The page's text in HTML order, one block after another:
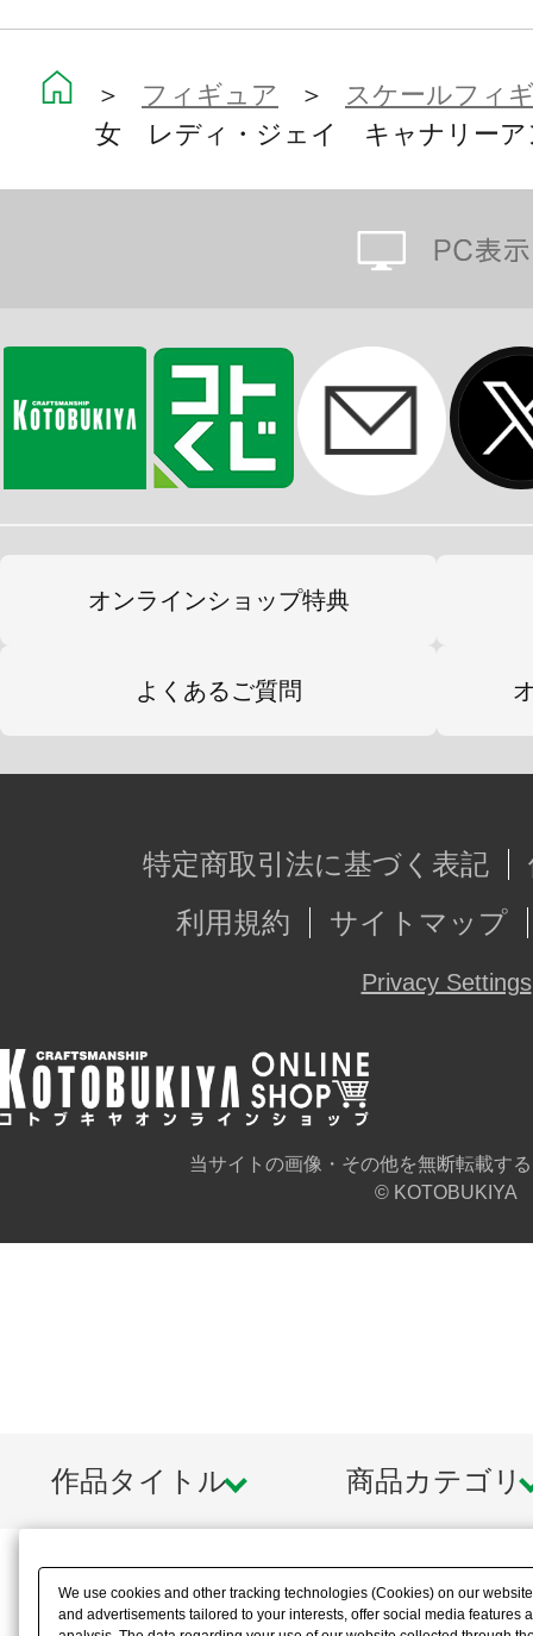
本作の原型は毒島孝牧（
ルプティングによる緻密で美しい仕
ボックスは、豪華な箔押し仕様のボ
ャルヘッダー付属でブリスターパッ
Collect them all! そのすべてを集め
＞ フィギュア ＞
スケールフィ
女 レディ・ジェイ キャナリー
オンラインショップ特典
よくあるご質問
特定商取引法に基づく表記
利用規約
サイトマップ
Privacy Settings
当サイトの画像・その他を無断転載す
© KOTOBUKIYA
作品タイトル 商品カテゴリ
We use cookies and other tracking technologies (Cookies) on our
and advertisements tailored to your interests, offer social media features